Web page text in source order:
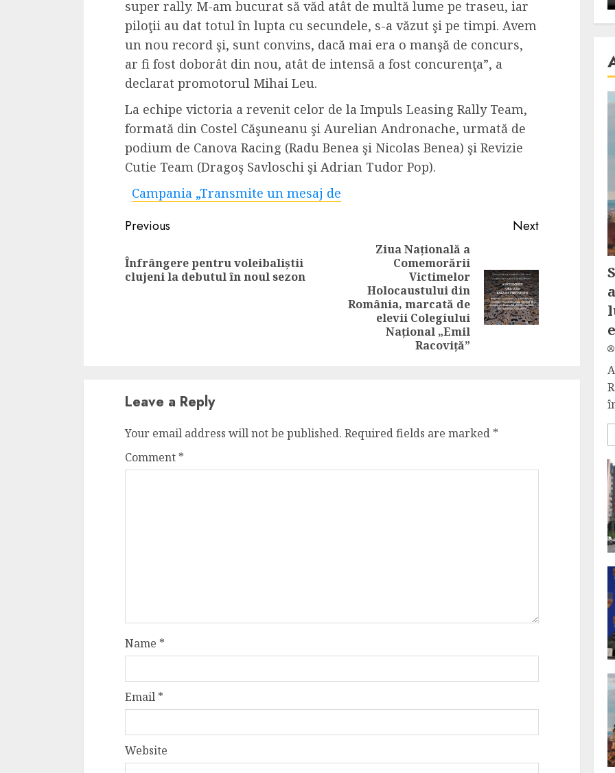
super rally. M-am bucurat să văd atât de multă lume pe traseu, iar
piloţii au dat totul în lupta cu secundele, s-a văzut şi pe timpi. Avem
un nou record şi, sunt convins, dacă mai era o manşă de concurs,
ar fi fost doborât din nou, atât de intensă a fost concurenţa”, a
declarat promotorul Mihai Leu.
La echipe victoria a revenit celor de la Impuls Leasing Rally Team,
formată din Costel Căşuneanu şi Aurelian Andronache, urmată de
podium de Canova Racing (Radu Benea şi Nicolas Benea) şi Revizie
Cutie Team (Dragoş Savloschi şi Adrian Tudor Pop).
Campania „Transmite un mesaj de
Continue
Reading
Previous
Înfrângere pentru voleibaliștii
clujeni la debutul în noul sezon
Next
post:
Ziua Națională a
Comemorării
Victimelor
Holocaustului din
România, marcată de
elevii Colegiului
Național „Emil
Racoviță”
Leave a Reply
Your email address will not be published. Required fields are marked *
Comment *
Name *
Email *
Website